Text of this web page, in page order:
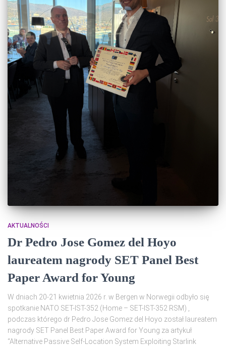
AKTUALNOŚCI
Dr Pedro Jose Gomez del Hoyo
laureatem nagrody SET Panel Best
Paper Award for Young
W dniach 20-21 kwietnia 2026 r. w Bergen w Norwegii odbyło się
spotkanie NATO SET-IST-352 (Home – SET-IST-352 RSM) ,
podczas którego dr Pedro Jose Gomez del Hoyo został laureatem
nagrody SET Panel Best Paper Award for Young za artykuł
“Alternative Passive Self-Location System Exploiting Starlink